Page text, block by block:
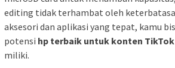
editing tidak terhambat oleh
aksesori dan aplikasi yang tepat, kamu
potensi hp terbaik untuk konten
miliki.